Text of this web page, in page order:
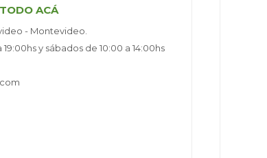
ACÁ
- Montevideo.
y sábados de 10:00 a 14:00hs